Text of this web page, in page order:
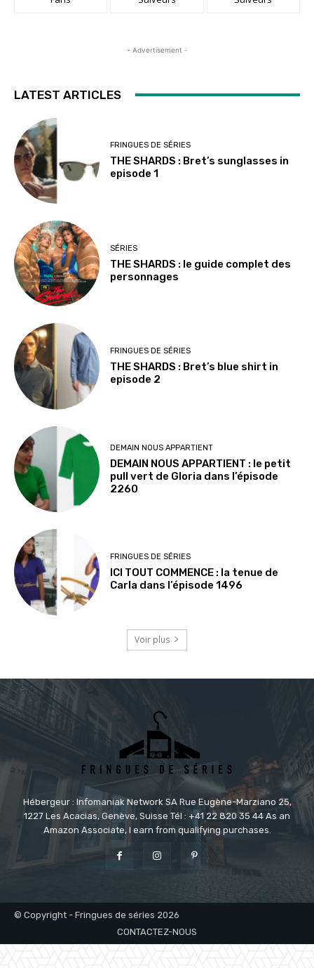
- Advertisement -
LATEST ARTICLES
FRINGUES DE SÉRIES
THE SHARDS : Bret’s sunglasses in
episode 1
SÉRIES
THE SHARDS : le guide complet des
personnages
FRINGUES DE SÉRIES
THE SHARDS : Bret’s blue shirt in
episode 2
DEMAIN NOUS APPARTIENT
DEMAIN NOUS APPARTIENT : le petit
pull vert de Gloria dans l’épisode
2260
FRINGUES DE SÉRIES
ICI TOUT COMMENCE : la tenue de
Carla dans l’épisode 1496
Voir plus
Hébergeur : Infomaniak Network SA Rue Eugène-Marziano 25,
1227 Les Acacias, Genève, Suisse Tél : +41 22 820 35 44 As an
Amazon Associate, I earn from qualifying purchases.
© Copyright - Fringues de séries 2026
CONTACTEZ-NOUS